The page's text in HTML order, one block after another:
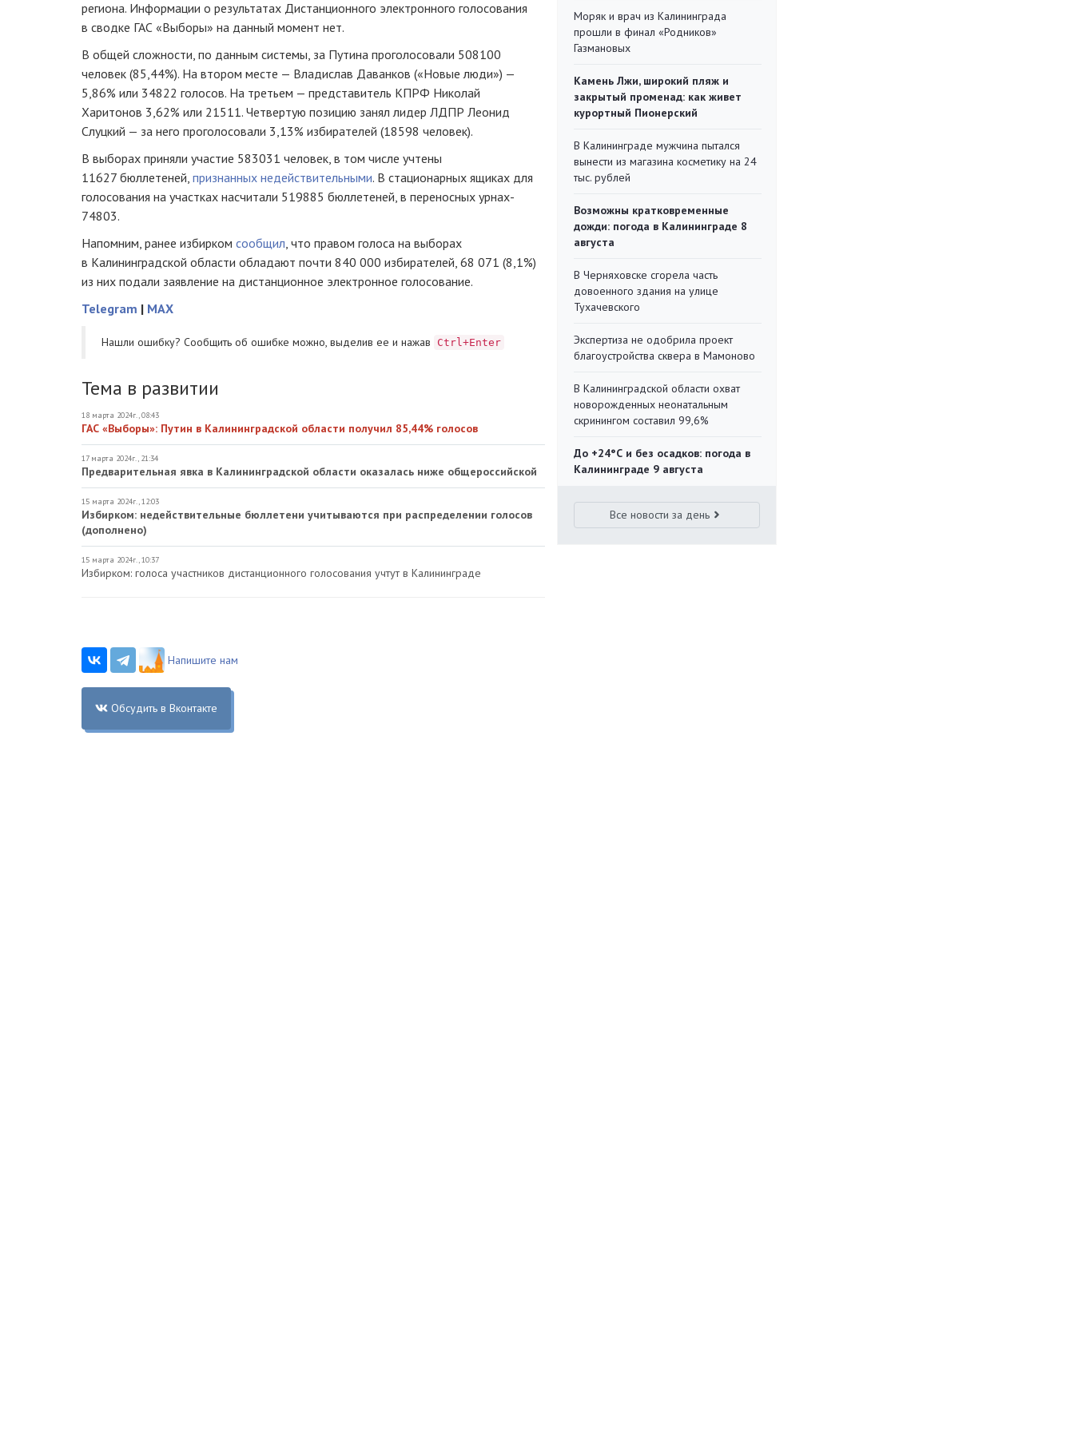
региона. Информации о результатах Дистанционного электронного голосования
в сводке ГАС «Выборы» на данный момент нет.
В общей сложности, по данным системы, за Путина проголосовали 508100
человек (85,44%). На втором месте — Владислав Даванков («Новые люди») —
5,86% или 34822 голосов. На третьем — представитель КПРФ Николай
Харитонов 3,62% или 21511. Четвертую позицию занял лидер ЛДПР Леонид
Слуцкий — за него проголосовали 3,13% избирателей (18598 человек).
В выборах приняли участие 583031 человек, в том числе учтены
11627 бюллетеней, признанных недействительными. В стационарных ящиках для
голосования на участках насчитали 519885 бюллетеней, в переносных урнах-
74803.
Напомним, ранее избирком сообщил, что правом голоса на выборах
в Калининградской области обладают почти 840 000 избирателей, 68 071 (8,1%)
из них подали заявление на дистанционное электронное голосование.
Telegram | MAX
Нашли ошибку? Cообщить об ошибке можно, выделив ее и нажав Ctrl+Enter
Тема в развитии
18 марта 2024г., 08:43
ГАС «Выборы»: Путин в Калининградской области получил 85,44% голосов
17 марта 2024г., 21:34
Предварительная явка в Калининградской области оказалась ниже общероссийской
15 марта 2024г., 12:03
Избирком: недействительные бюллетени учитываются при распределении голосов
(дополнено)
15 марта 2024г., 10:37
Избирком: голоса участников дистанционного голосования учтут в Калининграде
Напишите нам
Обсудить в Вконтакте
Моряк и врач из Калининграда
прошли в финал «Родников»
Газмановых
Камень Лжи, широкий пляж и
закрытый променад: как живет
курортный Пионерский
В Калининграде мужчина пытался
вынести из магазина косметику на 24
тыс. рублей
Возможны кратковременные
дожди: погода в Калининграде 8
августа
В Черняховске сгорела часть
довоенного здания на улице
Тухачевского
Экспертиза не одобрила проект
благоустройства сквера в Мамоново
В Калининградской области охват
новорожденных неонатальным
скринингом составил 99,6%
До +24°С и без осадков: погода в
Калининграде 9 августа
Все новости за день